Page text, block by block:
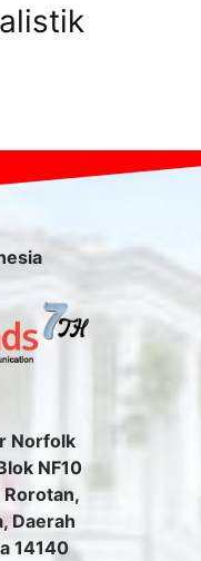
Norfolk
NF10
Rorotan,
Daerah
14140